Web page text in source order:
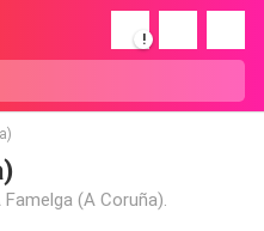
!
(A Coruña).